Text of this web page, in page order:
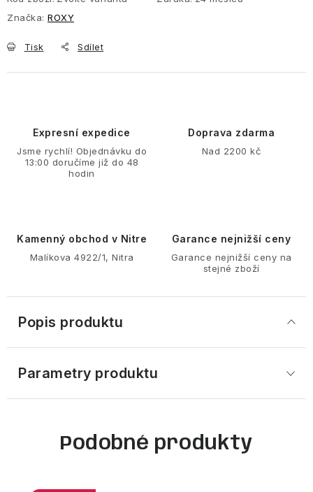
Značka: ROXY
Tisk Sdílet
Expresní expedice
Jsme rychlí! Objednávku do
13:00 doručíme již do 48
hodin
Doprava zdarma
Nad 2200 kč
Kamenný obchod v Nitre
Malíkova 4922/1, Nitra
Garance nejnižší ceny
Garance nejnižší ceny na
stejné zboží
Popis produktu
Parametry produktu
Podobné produkty